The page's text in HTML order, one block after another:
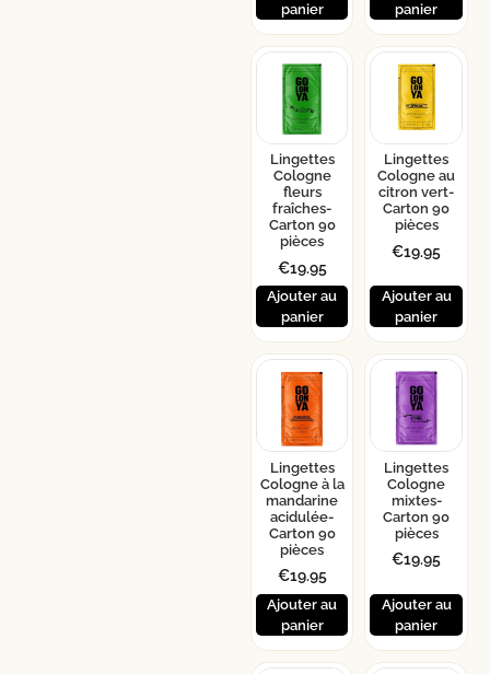
panier
panier
Lingettes
Cologne
fleurs
fraîches-
Carton 90
pièces
€19.95
Ajouter au
panier
Lingettes
Cologne au
citron vert-
Carton 90
pièces
€19.95
Ajouter au
panier
Lingettes
Cologne à la
mandarine
acidulée-
Carton 90
pièces
€19.95
Ajouter au
panier
Lingettes
Cologne
mixtes-
Carton 90
pièces
€19.95
Ajouter au
panier